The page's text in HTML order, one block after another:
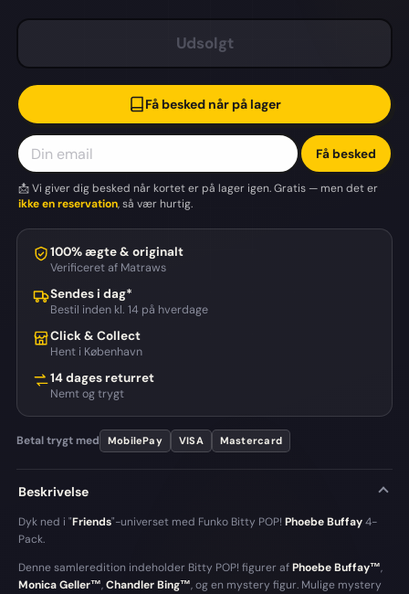
Udsolgt
Få besked når på lager
Få besked
📩 Vi giver dig besked når kortet er på lager igen. Gratis — men det er
ikke en reservation, så vær hurtig.
100% ægte & originalt
Verificeret af Matraws
Sendes i dag*
Bestil inden kl. 14 på hverdage
Click & Collect
Hent i København
14 dages returret
Nemt og trygt
Betal trygt med MobilePay VISA Mastercard
Beskrivelse
Dyk ned i "Friends"-universet med Funko Bitty POP! Phoebe Buffay4-
Pack.
Denne samleredition indeholder Bitty POP! figurer afPhoebe Buffay™,
Monica Geller™,Chandler Bing™, og en mystery figur. Mulige mystery